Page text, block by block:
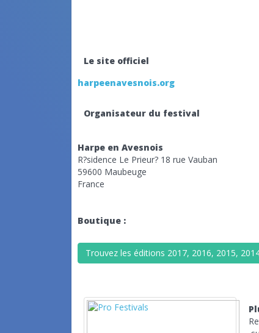
Le site officiel
harpeenavesnois.org
Organisateur du festival
Harpe en Avesnois
R?sidence Le Prieur? 18 rue Vauban
59600 Maubeuge
France
Boutique :
Trouvez les éditions 2017, 2016, 2015,